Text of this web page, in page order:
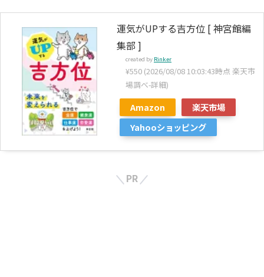
運気がUPする吉方位 [ 神宮館編
集部 ]
created by Rinker
¥550 (2026/08/08 10:03:43時点 楽天市
場調べ-詳細)
Amazon
楽天市場
Yahooショッピング
PR